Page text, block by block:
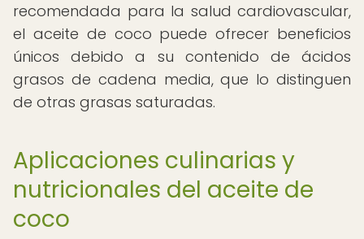
recomendada para la salud cardiovascular,
el aceite de coco puede ofrecer beneficios
únicos debido a su contenido de ácidos
grasos de cadena media, que lo distinguen
de otras grasas saturadas.
Aplicaciones culinarias y
nutricionales del aceite de
coco